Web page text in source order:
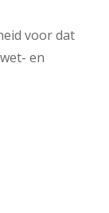
voor dat
en